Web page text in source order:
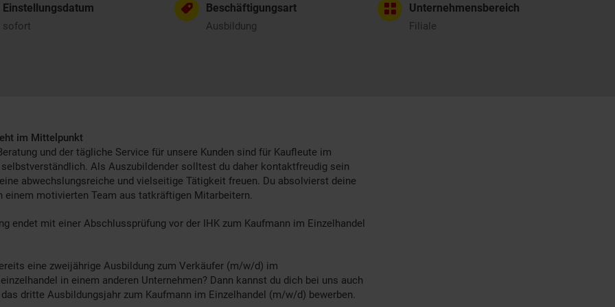
Einstellungsdatum
sofort
Beschäftigungsart
Ausbildung
Unternehmensbereich
Filiale
im Mittelpunkt
und der tägliche Service für unsere Kunden sind für Kaufleute im
Als Auszubildender solltest du daher kontaktfreudig sein
abwechslungsreiche und vielseitige Tätigkeit freuen. Du absolvierst deine
einem motivierten Team aus tatkräftigen Mitarbeitern.
endet mit einer Abschlussprüfung vor der IHK zum Kaufmann im Einzelhandel
eine zweijährige Ausbildung zum Verkäufer (m/w/d) im
in einem anderen Unternehmen? Dann kannst du dich bei uns auch
dritte Ausbildungsjahr zum Kaufmann im Einzelhandel (m/w/d) bewerben.